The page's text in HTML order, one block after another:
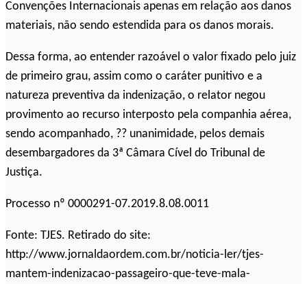
Convenções Internacionais apenas em relação aos danos
materiais, não sendo estendida para os danos morais.
Dessa forma, ao entender razoável o valor fixado pelo juiz
de primeiro grau, assim como o caráter punitivo e a
natureza preventiva da indenização, o relator negou
provimento ao recurso interposto pela companhia aérea,
sendo acompanhado, ?? unanimidade, pelos demais
desembargadores da 3ª Câmara Cível do Tribunal de
Justiça.
Processo nº 0000291-07.2019.8.08.0011
Fonte: TJES. Retirado do site:
http://www.jornaldaordem.com.br/noticia-ler/tjes-
mantem-indenizacao-passageiro-que-teve-mala-